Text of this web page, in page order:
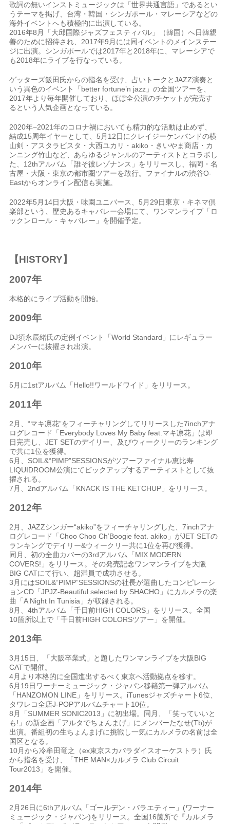
歌詞の無いインストミュージックは「世界共通言語」であるとい
うテーマを掲げ、台湾・韓国・シンガポール・マレーシアなどの
海外イベントへも積極的に出演している。
2016年8月「大邱国際ジャズフェスティバル」（韓国）へ日韓親
善のために招待され、2017年9月には同イベントのメインステー
ジに出演。シンガポールでは2017年と2018年に、マレーシアで
も2018年にライブを行なっている。
ゲッターズ飯田氏からの指名を受け、占いトークとJAZZ演奏と
いう異色のイベント「better fortune’n jazz」の全国ツアーを、
2017年より毎年開催しており、ほぼ全公演のチケットが完売す
るという人気企画となっている。
2020年−2021年のコロナ禍においても精力的な活動は止めず、
結成15周年イヤーとして、5月12日にクレイジーケンバンドの横
山剣・アスタラビスタ・大西ユカリ・akiko・きいやま商店・カ
ンニング竹山など、あらゆるジャンルのアーティストとコラボし
た、12thアルバム「誰そ彼レゾナンス」をリリースし、福岡・名
古屋・大阪・東京の都市圏ツアーを敢行。ファイナルの渋谷O-
Eastからオンライン配信も実施。
2022年5月14日大阪・味園ユニバース、5月29日東京・キネマ倶
楽部という、歴史あるキャバレー会場にて、ワンマンライブ「ロ
ックンロール・キャバレー」を開催予定。
【HISTORY】
2007年
本格的にライブ活動を開始。
2009年
DJ須永辰緒氏の定例イベント「World Standard」にレギュラー
メンバーに抜擢され出演。
2010年
5月に1stアルバム「Hello!!ワールドワイド」をリリース。
2011年
2月、“マキ凛花”をフィーチャリングしてリリースした7inchアナ
ログレコード「Everybody Loves My Baby feat.マキ凛花」は即
日完売し、JET SETのデイリー、及びウィークリーのランキング
で共に1位を獲得。
6月、SOIL&“PIMP”SESSIONSがツアーファイナル恵比寿
LIQUIDROOM公演にてピックアップするアーティストとして抜
擢される。
7月、2ndアルバム「KNACK IS THE KETCHUP」をリリース。
2012年
2月、JAZZシンガー“akiko”をフィーチャリングした、7inchアナ
ログレコード「Choo Choo Ch’Boogie feat. akiko」がJET SETの
ランキングでデイリー&ウィークリー共に1位を再び獲得。
同月、初の全曲カバーの3rdアルバム「MIX MODERN
COVERS!」をリリース。その発売記念ワンマンライブを大阪
BIG CATにて行い、超満員で成功させる。
3月にはSOIL&“PIMP”SESSIONSの社長が選曲したコンピレーシ
ョンCD「JPJZ-Beautiful selected by SHACHO」にカルメラの楽
曲「A Night In Tunisia」が収録される。
8月、4thアルバム「千日前HIGH COLORS」をリリース。全国
10箇所以上で「千日前HIGH COLORSツアー」を開催。
2013年
3月15日、「大阪卒業式」と題したワンマンライブを大阪BIG
CATで開催。
4月より本格的に全国進出するべく東京へ活動拠点を移す。
6月19日ワーナーミュージック・ジャパン移籍第一弾アルバム
「HANZOMON LINE」をリリース。iTunesジャズチャート6位、
タワレコ全店J-POPアルバムチャート10位。
8月「SUMMER SONIC2013」に初出場。同月、「笑っていいと
も!」の新企画「アルタでちょんまげ」にメンバーたなせ(Tb)が
出演。番組初の生ちょんまげに挑戦し一気にカルメラの名前は全
国区となる。
10月から冷牟田竜之（ex東京スカパラダイスオーケストラ）氏
から指名を受け、「THE MAN×カルメラ Club Circuit
Tour2013」を開催。
2014年
2月26日に6thアルバム「ゴールデン・バラエティー」(ワーナー
ミュージック・ジャパン)をリリース。全国16箇所で『カルメラ